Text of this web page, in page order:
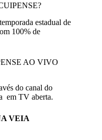
estadual de
100% de
AO VIVO
do canal do
em TV aberta.
VEIA